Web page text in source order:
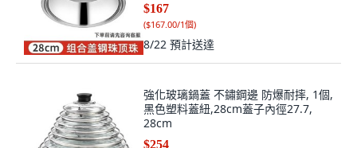
($167.00/1個
8/22預計送達
黑色塑料蓋紐,28cm蓋子內徑27.7,
28cm
$254
($254.00/1個